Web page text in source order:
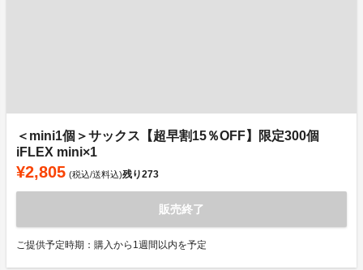
＜mini1個＞サックス【超早割15％OFF】限定300個
iFLEX mini×1
¥2,805 (税込/送料込)残り273
販売終了
ご提供予定時期：購入から1週間以内を予定